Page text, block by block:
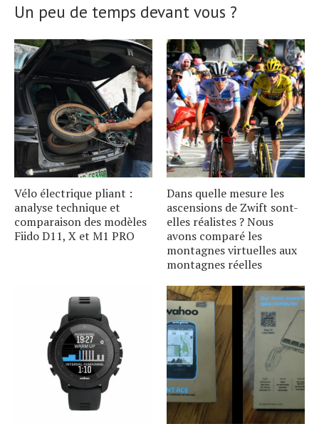
Un peu de temps devant vous ?
Vélo électrique pliant :
analyse technique et
comparaison des modèles
Fiido D11, X et M1 PRO
Dans quelle mesure les
ascensions de Zwift sont-
elles réalistes ? Nous
avons comparé les
montagnes virtuelles aux
montagnes réelles